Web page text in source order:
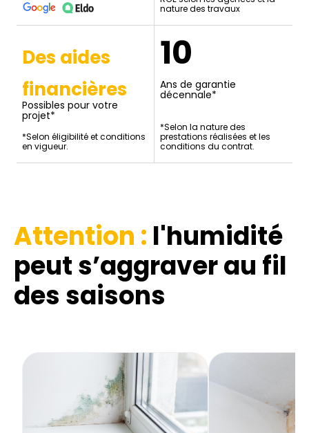
nature des travaux
Des aides
financières
Possibles pour votre
projet*
*Selon éligibilité et conditions
en vigueur.
10
Ans de garantie
décennale*
*Selon la nature des
prestations réalisées et les
conditions du contrat.
Attention : l'humidité
peut s’aggraver au fil
des saisons